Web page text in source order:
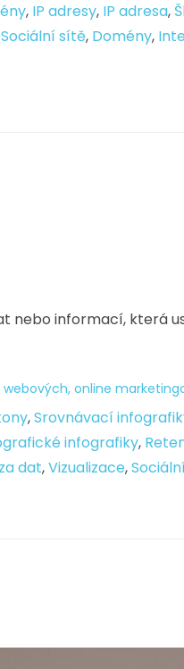
, IP adresy, IP adresa,
Sociální sítě, Domény,
nebo informací, která
webových, online
,Srovnávací
infografiky,
dat,Vizualizace,